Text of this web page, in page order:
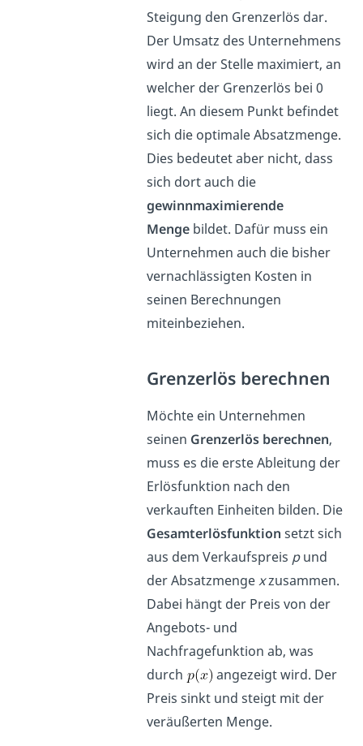
Steigung den Grenzerlös dar.
Der Umsatz des Unternehmens
wird an der Stelle maximiert, an
welcher der Grenzerlös bei 0
liegt. An diesem Punkt befindet
sich die optimale Absatzmenge.
Dies bedeutet aber nicht, dass
sich dort auch die
gewinnmaximierende
Menge bildet. Dafür muss ein
Unternehmen auch die bisher
vernachlässigten Kosten in
seinen Berechnungen
miteinbeziehen.
Grenzerlös berechnen
Möchte ein Unternehmen
seinen Grenzerlös berechnen,
muss es die erste Ableitung der
Erlösfunktion nach den
verkauften Einheiten bilden. Die
Gesamterlösfunktion setzt sich
aus dem Verkaufspreis pund
der Absatzmengexzusammen.
Dabei hängt der Preis von der
Angebots- und
Nachfragefunktion ab, was
durch
angezeigt wird. Der
Preis sinkt und steigt mit der
veräußerten Menge.